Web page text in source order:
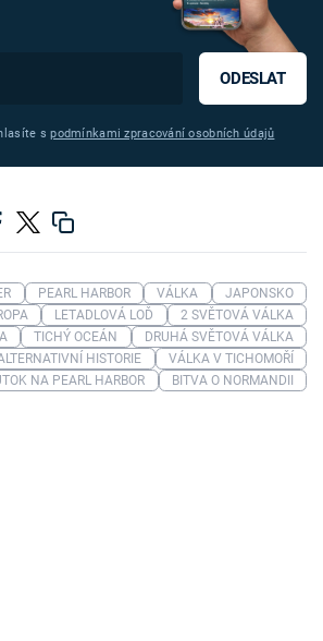
ODESLAT
spodmínkami zpracování osobních údajů
PEARL HARBOR VÁLKA
JAPONSKO
LETADLOVÁ LOĎ
2 SVĚTOVÁ VÁLKA
TICHÝ OCEÁN
DRUHÁ SVĚTOVÁ VÁLKA
HISTORIE
VÁLKA V TICHOMOŘÍ
NA PEARL HARBOR
BITVA O NORMANDII